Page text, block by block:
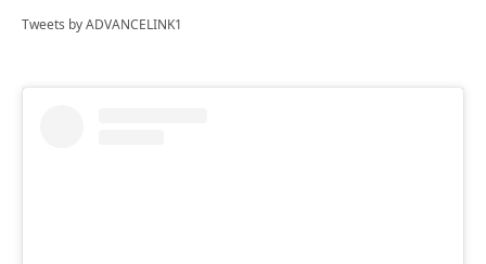
Tweets by ADVANCELINK1